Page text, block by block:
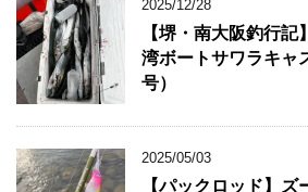
2025/12/28
【堺・南大阪釣行
湾ボートサワラキャ
号）
2025/05/03
【パックロッド】